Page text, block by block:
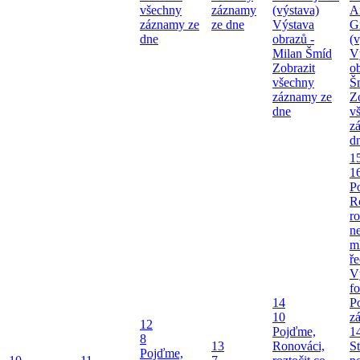
všechny
záznamy ze
dne
záznamy
ze dne
(výstava)
Výstava
obrazů -
Milan Šmíd
Zobrazit
všechny
záznamy ze
dne
12
8
Pojďme,
13
14
10
Pojďme,
Ronováci,